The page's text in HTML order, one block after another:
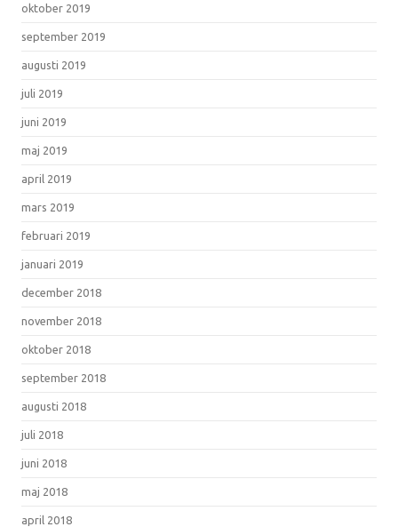
oktober 2019
september 2019
augusti 2019
juli 2019
juni 2019
maj 2019
april 2019
mars 2019
februari 2019
januari 2019
december 2018
november 2018
oktober 2018
september 2018
augusti 2018
juli 2018
juni 2018
maj 2018
april 2018